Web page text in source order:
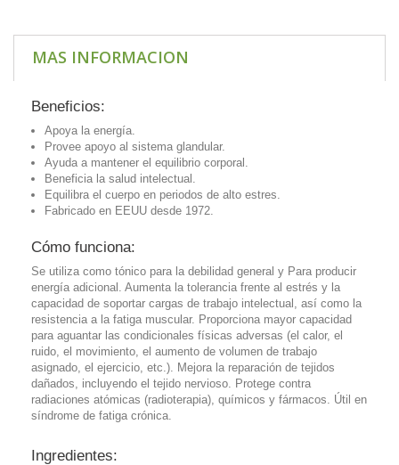
MAS INFORMACION
Beneficios:
Apoya la energía.
Provee apoyo al sistema glandular.
Ayuda a mantener el equilibrio corporal.
Beneficia la salud intelectual.
Equilibra el cuerpo en periodos de alto estres.
Fabricado en EEUU desde 1972.
Cómo funciona:
Se utiliza como tónico para la debilidad general y Para producir
energía adicional. Aumenta la tolerancia frente al estrés y la
capacidad de soportar cargas de trabajo intelectual, así como la
resistencia a la fatiga muscular. Proporciona mayor capacidad
para aguantar las condicionales físicas adversas (el calor, el
ruido, el movimiento, el aumento de volumen de trabajo
asignado, el ejercicio, etc.). Mejora la reparación de tejidos
dañados, incluyendo el tejido nervioso. Protege contra
radiaciones atómicas (radioterapia), químicos y fármacos. Útil en
síndrome de fatiga crónica.
Ingredientes: